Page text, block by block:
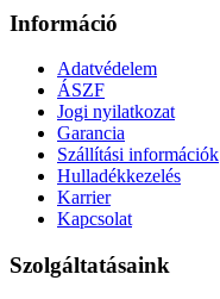
Információ
Adatvédelem
ÁSZF
Jogi nyilatkozat
Garancia
Szállítási információk
Hulladékkezelés
Karrier
Kapcsolat
Szolgáltatásaink